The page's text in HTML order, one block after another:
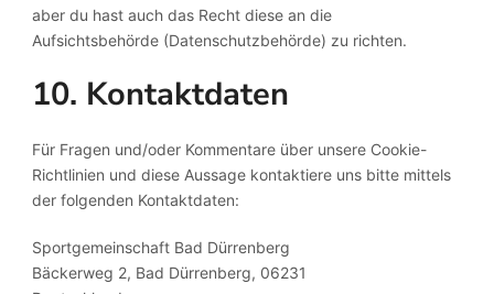
aber du hast auch das Recht diese an die
Aufsichtsbehörde (Datenschutzbehörde) zu richten.
10. Kontaktdaten
Für Fragen und/oder Kommentare über unsere Cookie-
Richtlinien und diese Aussage kontaktiere uns bitte mittels
der folgenden Kontaktdaten:
Sportgemeinschaft Bad Dürrenberg
Bäckerweg 2, Bad Dürrenberg, 06231